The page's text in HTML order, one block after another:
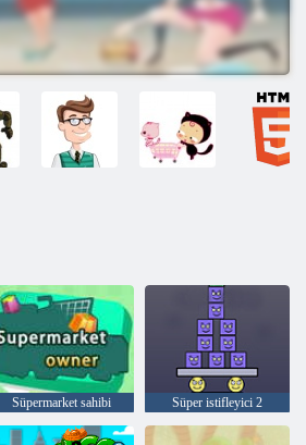
Süpermarket sahibi Süper istifleyici 2